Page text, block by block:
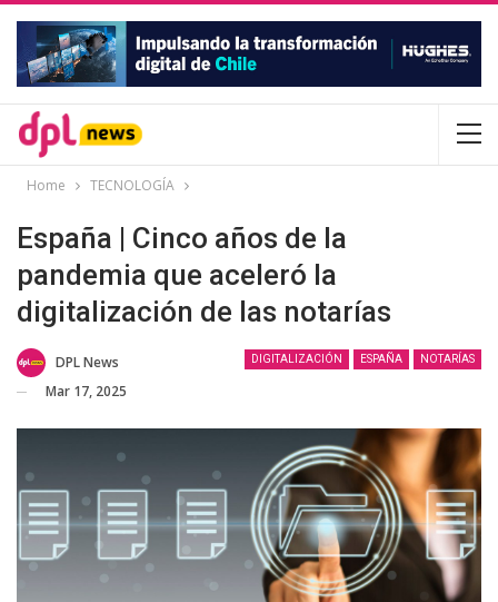
Home TECNOLOGÍA
España | Cinco años de la
pandemia que aceleró la
digitalización de las notarías
DIGITALIZACIÓN ESPAÑA NOTARÍAS
DPL News
Mar 17, 2025